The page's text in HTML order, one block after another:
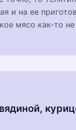
и на ее
мясо как-то не